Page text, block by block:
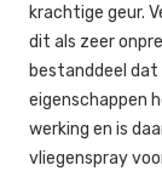
krachtige geur.
dit als zeer
bestanddeel
eigenschappen
werking en is
vliegenspray